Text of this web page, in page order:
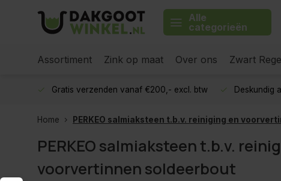
Alle
categorieën
Assortiment Zink op maat Over ons Zwart
Gratis verzenden vanaf €200,- excl. btw Deskundig
Home PERKEO salmiaksteen t.b.v. reiniging en
PERKEO salmiaksteen t.b.v.
voorvertinnen soldeerbout